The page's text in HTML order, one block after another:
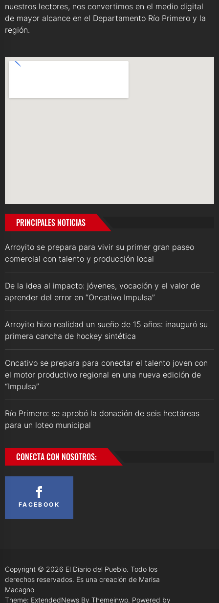
nuestros lectores, nos convertimos en el medio digital
de mayor alcance en el Departamento Río Primero y la
región.
PRINCIPALES NOTICIAS
Arroyito se prepara para vivir su primer gran paseo
comercial con talento y producción local
De la idea al impacto: jóvenes, vocación y el valor de
aprender del error en “Oncativo Impulsa”
Arroyito hizo realidad un sueño de 15 años: inauguró su
primera cancha de hockey sintética
Oncativo se prepara para conectar el talento joven con
el motor productivo regional en una nueva edición de
“Impulsa”
Río Primero: se aprobó la donación de seis hectáreas
para un loteo municipal
CONECTA CON NOSOTROS:
FACEBOOK
Copyright © 2026 El Diario del Pueblo. Todo los
derechos reservados. Es una creación de Marisa
Macagno
Theme: ExtendedNews By Themeinwp. Powered by